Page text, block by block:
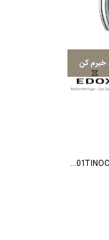
کن
ساعت مچی ادُکس مدل 38001TINOCAOBUO3